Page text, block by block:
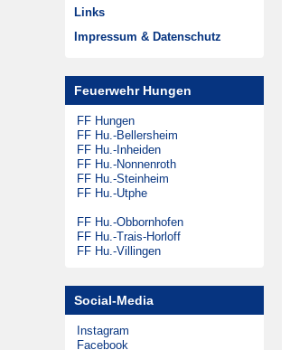
Minifeuerwehr
Musikzug
Steinheimer Tag
Förderkreis
Über Steinheim
Zeitungsarchiv
Links
Impressum & Datenschutz
Feuerwehr Hungen
FF Hungen
FF Hu.-Bellersheim
FF Hu.-Inheiden
FF Hu.-Nonnenroth
FF Hu.-Steinheim
FF Hu.-Utphe
FF Hu.-Obbornhofen
FF Hu.-Trais-Horloff
FF Hu.-Villingen
Social-Media
Instagram
Facebook